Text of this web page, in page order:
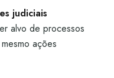
judiciais
alvo de processos
ações